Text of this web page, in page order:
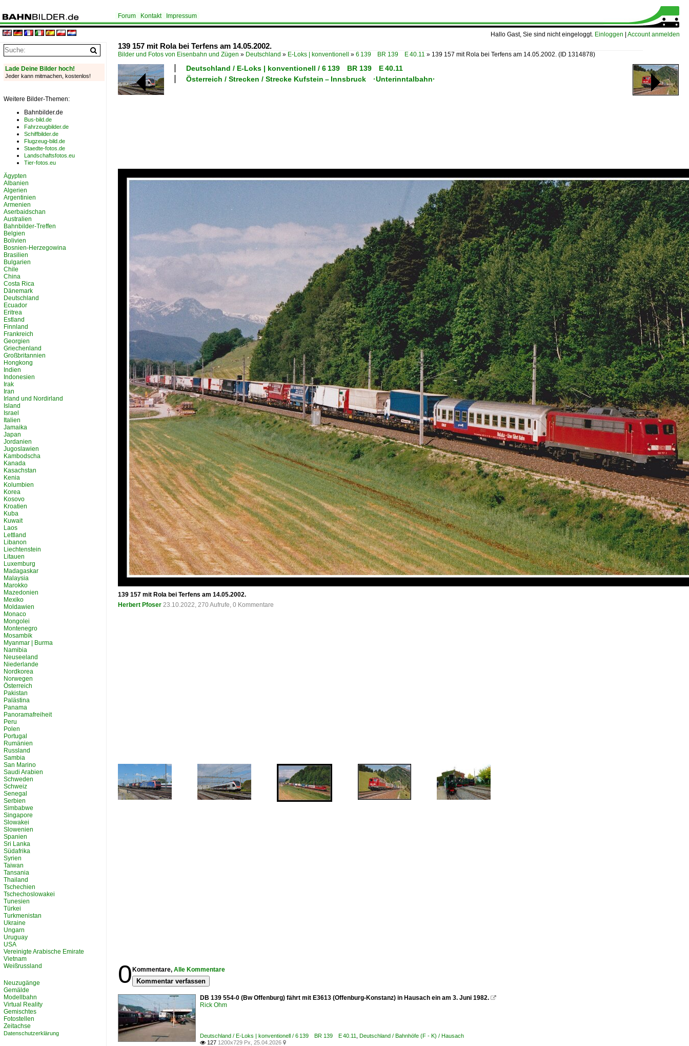
Hallo Gast, Sie sind nicht eingeloggt. Einloggen Account anmelden
Forum Kontakt Impressum
139 157 mit Rola bei Terfens am 14.05.2002.
Bilder und Fotos von Eisenbahn und Zügen » Deutschland » E-Loks | konventionell » 6 139 BR 139 E 40.11 » 139 157 mit Rola bei Terfens am 14.05.2002. (ID 1314878)
Deutschland / E-Loks | konventionell / 6 139 BR 139 E 40.11
Österreich / Strecken / Strecke Kufstein – Innsbruck ·Unterinntalbahn·
139 157 mit Rola bei Terfens am 14.05.2002.
Herbert Pfoser 23.10.2022, 270 Aufrufe, 0 Kommentare
0 Kommentare, Alle Kommentare
Kommentar verfassen
DB 139 554-0 (Bw Offenburg) fährt mit E3613 (Offenburg-Konstanz) in Hausach ein am 3. Juni 1982. 
Rick Ohm
Deutschland / E-Loks | konventionell / 6 139 BR 139 E 40.11 Deutschland / Bahnhöfe (F - K) / Hausach
 127 1200x729 Px, 25.04.2026 
Lade Deine Bilder hoch!
Jeder kann mitmachen, kostenlos!
Weitere Bilder-Themen:
Bahnbilder.de
Bus-bild.de
Fahrzeugbilder.de
Schiffbilder.de
Flugzeug-bild.de
Staedte-fotos.de
Landschaftsfotos.eu
Tier-fotos.eu
Ägypten
Albanien
Algerien
Argentinien
Armenien
Aserbaidschan
Australien
Bahnbilder-Treffen
Belgien
Bolivien
Bosnien-Herzegowina
Brasilien
Bulgarien
Chile
China
Costa Rica
Dänemark
Deutschland
Ecuador
Eritrea
Estland
Finnland
Frankreich
Georgien
Griechenland
Großbritannien
Hongkong
Indien
Indonesien
Irak
Iran
Irland und Nordirland
Island
Israel
Italien
Jamaika
Japan
Jordanien
Jugoslawien
Kambodscha
Kanada
Kasachstan
Kenia
Kolumbien
Korea
Kosovo
Kroatien
Kuba
Kuwait
Laos
Lettland
Libanon
Liechtenstein
Litauen
Luxemburg
Madagaskar
Malaysia
Marokko
Mazedonien
Mexiko
Moldawien
Monaco
Mongolei
Montenegro
Mosambik
Myanmar | Burma
Namibia
Neuseeland
Niederlande
Nordkorea
Norwegen
Österreich
Pakistan
Palästina
Panama
Panoramafreiheit
Peru
Polen
Portugal
Rumänien
Russland
Sambia
San Marino
Saudi Arabien
Schweden
Schweiz
Senegal
Serbien
Simbabwe
Singapore
Slowakei
Slowenien
Spanien
Sri Lanka
Südafrika
Syrien
Taiwan
Tansania
Thailand
Tschechien
Tschechoslowakei
Tunesien
Türkei
Turkmenistan
Ukraine
Ungarn
Uruguay
USA
Vereinigte Arabische Emirate
Vietnam
Weißrussland
Neuzugänge
Gemälde
Modellbahn
Virtual Reality
Gemischtes
Fotostellen
Zeitachse
Datenschutzerklärung